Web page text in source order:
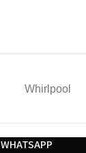
Whirlpool
WHATSAPP